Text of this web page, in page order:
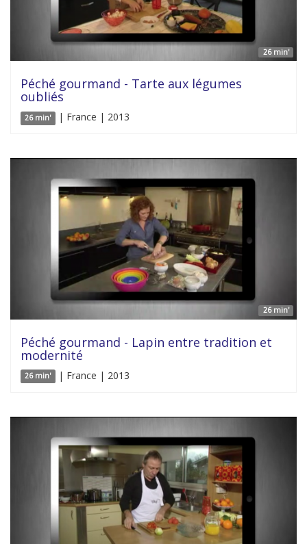
26 min'
Péché gourmand - Tarte aux légumes
oubliés
26 min' | France | 2013
26 min'
Péché gourmand - Lapin entre tradition et
modernité
26 min' | France | 2013